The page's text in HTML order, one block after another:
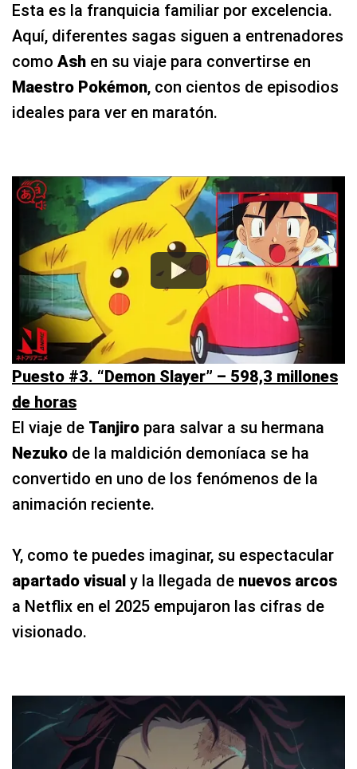
Esta es la franquicia familiar por excelencia.
Aquí, diferentes sagas siguen a entrenadores
como Ash en su viaje para convertirse en
Maestro Pokémon, con cientos de episodios
ideales para ver en maratón.
Puesto #3. “Demon Slayer” – 598,3 millones
de horas
El viaje de Tanjiro para salvar a su hermana
Nezuko de la maldición demoníaca se ha
convertido en uno de los fenómenos de la
animación reciente.
Y, como te puedes imaginar, su espectacular
apartado visual y la llegada de nuevos arcos
a Netflix en el 2025 empujaron las cifras de
visionado.